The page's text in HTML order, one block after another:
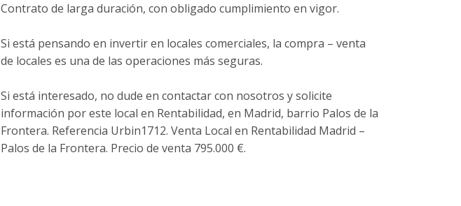
Contrato de larga duración, con obligado cumplimiento en vigor.
Si está pensando en invertir en locales comerciales, la compra – venta
de locales es una de las operaciones más seguras.
Si está interesado, no dude en contactar con nosotros y solicite
información por este local en Rentabilidad, en Madrid, barrio Palos de la
Frontera. Referencia Urbin1712. Venta Local en Rentabilidad Madrid –
Palos de la Frontera. Precio de venta 795.000 €.